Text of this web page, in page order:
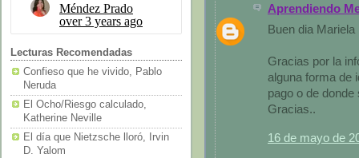
Lecturas Recomendadas
Confieso que he vivido, Pablo
Neruda
El Ocho/Riesgo calculado,
Katherine Neville
El día que Nietzsche lloró, Irvin
D. Yalom
Aprendiendo
Buen dia Mariela
Gracias por la
alguna forma de
pago o de donde
Gracias..
16 de mayo de